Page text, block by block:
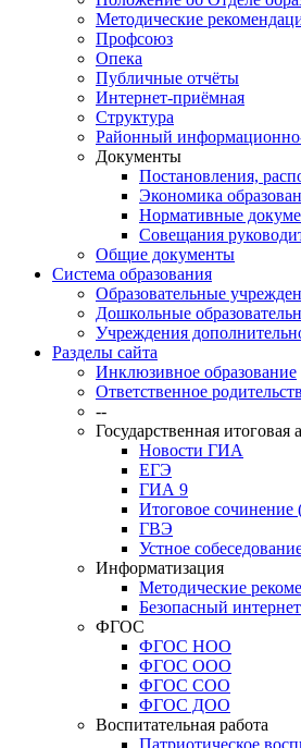
Методические
Профсоюз
Опека
Публичные отчёты
Интернет-приёмная
Структура
Районный
Документы
Постановления,
Экономика
Нормативные
Совещания
Общие документы
Система образования
Образовательные
Дошкольные
Учреждения
Разделы сайта
Инклюзивное образование
Ответственное
--
Государственная итоговая
Новости ГИА
ЕГЭ
ГИА 9
Итоговое сочинение
ГВЭ
Устное
Информатизация
Методические
Безопасный интернет
ФГОС
ФГОС НОО
ФГОС ООО
ФГОС СОО
ФГОС ДОО
Воспитательная работа
Патриотическое